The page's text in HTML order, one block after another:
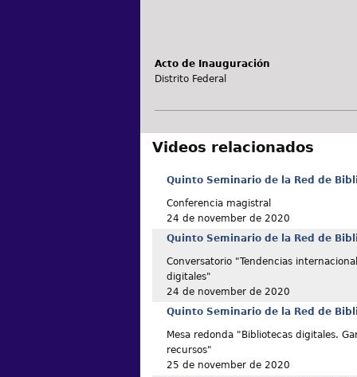
Acto de Inauguración
Distrito Federal
Videos relacionados
Quinto Seminario de la Red de
Conferencia magistral
24 de november de 2020
Quinto Seminario de la Red de
Conversatorio "Tendencias
digitales"
24 de november de 2020
Quinto Seminario de la Red de
Mesa redonda "Bibliotecas digitales.
recursos"
25 de november de 2020